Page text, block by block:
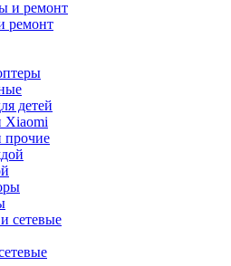
ремонт
детей
Xiaomi